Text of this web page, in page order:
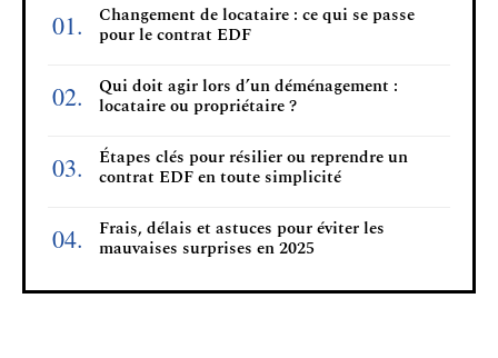
Changement de locataire : ce qui se passe
pour le contrat EDF
Qui doit agir lors d’un déménagement :
locataire ou propriétaire ?
Étapes clés pour résilier ou reprendre un
contrat EDF en toute simplicité
Frais, délais et astuces pour éviter les
mauvaises surprises en 2025